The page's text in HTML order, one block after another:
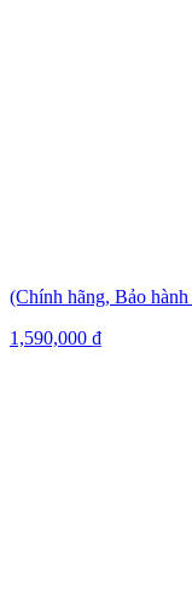
(Chính hãng, Bảo
1,590,000 ₫